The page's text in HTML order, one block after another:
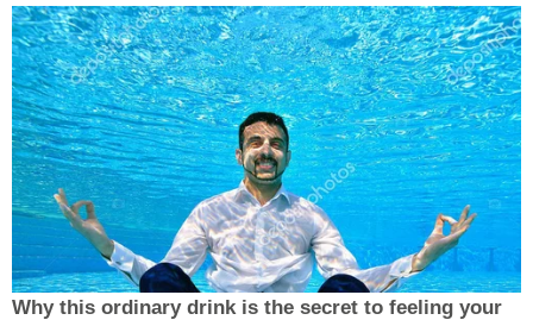
Why this ordinary drink is the secret to feeling your